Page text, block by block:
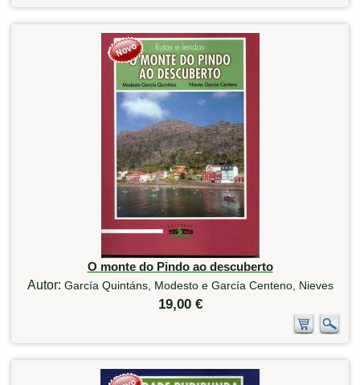
O monte do Pindo ao descuberto
Autor: García Quintáns, Modesto e García Centeno, Nieves
19,00 €